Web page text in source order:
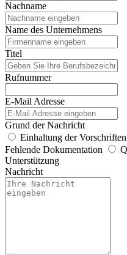
Nachname
Name des Unternehmens
Titel
Rufnummer
E-Mail Adresse
Grund der Nachricht
Einhaltung der Vorschriften
Fehlende Dokumentation
Unterstützung
Nachricht